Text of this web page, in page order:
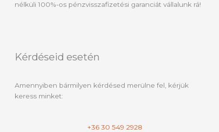
nélküli 100%-os pénzvisszafizetési garanciát vállalunk rá!
Kérdéseid esetén
Amennyiben bármilyen kérdésed merülne fel, kérjük
keress minket:
+36 30 549 2928